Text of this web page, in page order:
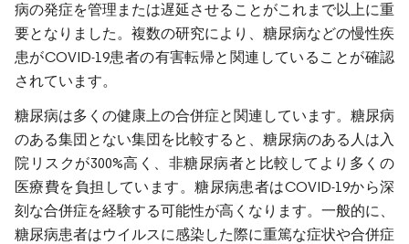
病の発症を管理または遅延させることがこれまで以上に重
要となりました。複数の研究により、糖尿病などの慢性疾
患がCOVID-19患者の有害転帰と関連していることが確認
されています。
糖尿病は多くの健康上の合併症と関連しています。糖尿病
のある集団とない集団を比較すると、糖尿病のある人は入
院リスクが300%高く、非糖尿病者と比較してより多くの
医療費を負担しています。糖尿病患者はCOVID-19から深
刻な合併症を経験する可能性が高くなります。一般的に、
糖尿病患者はウイルスに感染した際に重篤な症状や合併症